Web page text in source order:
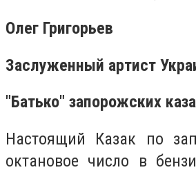
Олег Григорьев
Заслуженный артист
"Батько" запорожских
Настоящий Казак по
октановое число в